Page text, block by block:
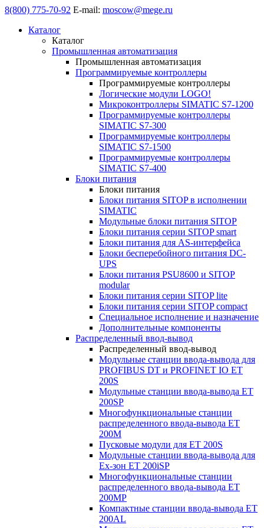
8(800) 775-70-92 E-mail: moscow@mege.ru
Каталог
Каталог
Промышленная автоматизация
Промышленная автоматизация
Программируемые контроллеры
Программируемые контроллеры
Логические модули LOGO!
Микроконтроллеры SIMATIC S7-1200
Программируемые контроллеры
SIMATIC S7-300
Программируемые контроллеры
SIMATIC S7-1500
Программируемые контроллеры
SIMATIC S7-400
Блоки питания
Блоки питания
Блоки питания SITOP в исполнении
SIMATIC
Модульные блоки питания SITOP
Блоки питания серии SITOP smart
Блоки питания для AS-интерфейса
Блоки бесперебойного питания DC-
UPS
Блоки питания PSU8600 и SITOP
modular
Блоки питания серии SITOP lite
Блоки питания серии SITOP compact
Специальное исполнение и назначение
Дополнительные компоненты
Распределенный ввод-вывод
Распределенный ввод-вывод
Модульные станции ввода-вывода для
PROFIBUS DT и PROFINET IO ET
200S
Модульные станции ввода-вывода ET
200SP
Многофункциональные станции
распределенного ввода-вывода ET
200M
Пусковые модули для ET 200S
Модульные станции ввода-вывода для
Ex-зон ET 200iSP
Многофункциональные станции
распределенного ввода-вывода ET
200MP
Компактные станции ввода-вывода ET
200AL